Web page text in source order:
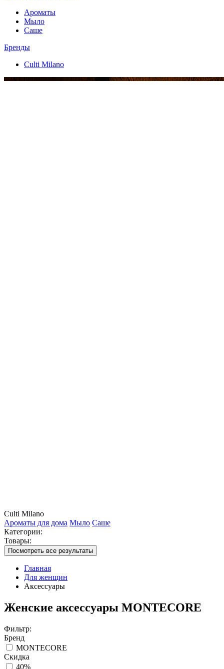
Ароматы
Мыло
Саше
Бренды
Culti Milano
Culti Milano
Ароматы для дома Мыло Саше
Категории:
Товары:
Посмотреть все результаты
Главная
Для женщин
Аксессуары
Женские аксессуары MONTECORE
Фильтр:
Бренд
MONTECORE
Скидка
40%